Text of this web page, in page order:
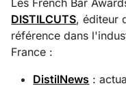
Les French Bar
DISTILCUTS, éditeur
référence dans
France :
DistilNews :